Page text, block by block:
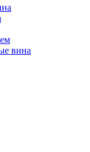
вина